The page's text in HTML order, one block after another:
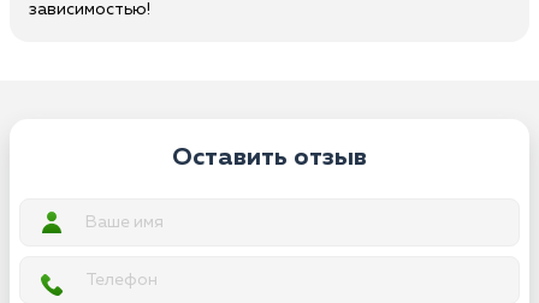
зависимостью!
Оставить отзыв